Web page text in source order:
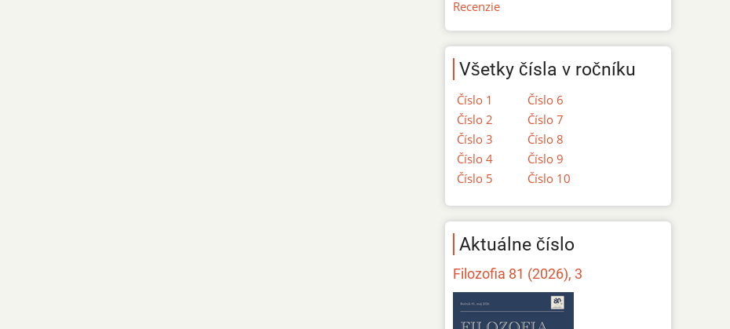
Recenzie
Všetky čísla v ročníku
Číslo 1
Číslo 2
Číslo 3
Číslo 4
Číslo 5
Číslo 6
Číslo 7
Číslo 8
Číslo 9
Číslo 10
Aktuálne číslo
Filozofia 81 (2026), 3